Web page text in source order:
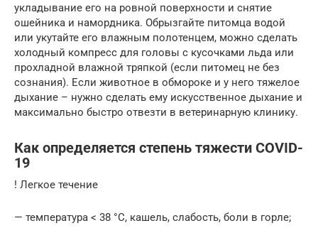
укладывание его на ровной поверхности и снятие
ошейника и намордника. Обрызгайте питомца водой
или укутайте его влажным полотенцем, можно сделать
холодный компресс для головы с кусочками льда или
прохладной влажной тряпкой (если питомец не без
сознания). Если животное в обмороке и у него тяжелое
дыхание – нужно сделать ему искусственное дыхание и
максимально быстро отвезти в ветеринарную клинику.
Как определяется степень тяжести COVID-
19
! Легкое течение
— температура < 38 °C, кашель, слабость, боли в горле;